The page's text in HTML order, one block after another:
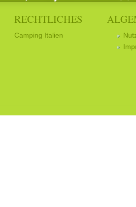
RECHTLICHES
Camping Italien